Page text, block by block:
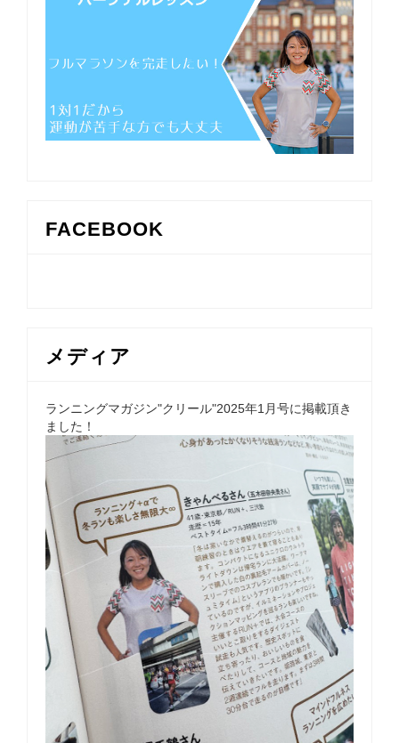
FACEBOOK
メディア
ランニングマガジン"クリール"2025年1月号に掲載頂き
ました！